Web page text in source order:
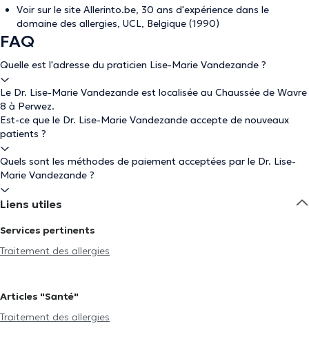
Voir sur le site Allerinto.be, 30 ans d'expérience dans le
domaine des allergies, UCL, Belgique (1990)
FAQ
Quelle est l'adresse du praticien Lise-Marie Vandezande ?
Le Dr. Lise-Marie Vandezande est localisée au Chaussée de Wavre
8 à Perwez.
Est-ce que le Dr. Lise-Marie Vandezande accepte de nouveaux
patients ?
Quels sont les méthodes de paiement acceptées par le Dr. Lise-
Marie Vandezande ?
Liens utiles
Services pertinents
Traitement des allergies
Articles "Santé"
Traitement des allergies